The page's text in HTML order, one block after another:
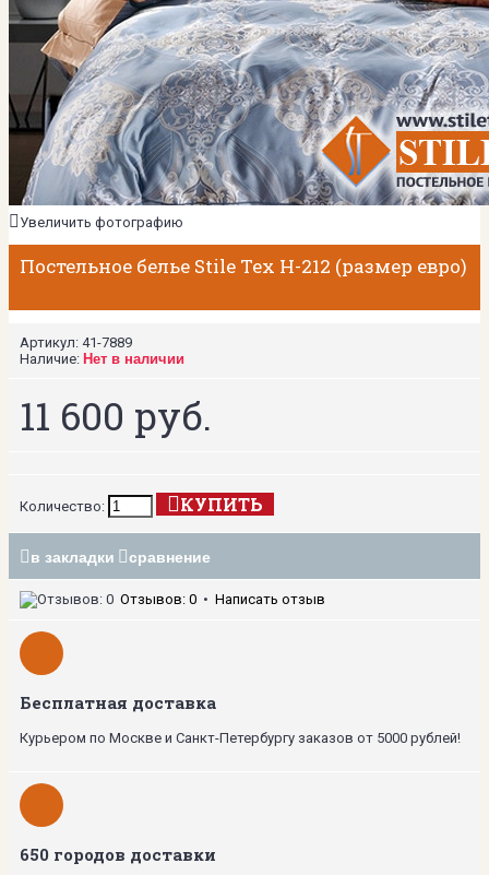
Увеличить фотографию
Постельное белье Stile Tex H-212 (размер евро)
Артикул: 41-7889
Наличие: Нет в наличии
11 600 руб.
Количество: КУПИТЬ
в закладки сравнение
Отзывов: 0 • Написать отзыв
Бесплатная доставка
Курьером по Москве и Санкт-Петербургу заказов от 5000 рублей!
650 городов доставки